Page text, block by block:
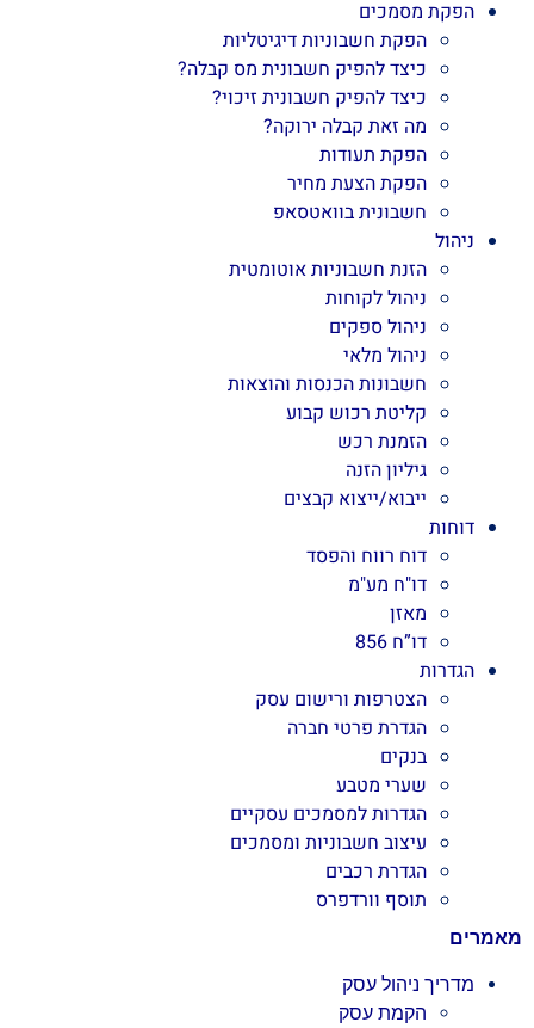
הפקת מסמכים
הפקת חשבוניות דיגיטליות
כיצד להפיק חשבונית מס קבלה?
כיצד להפיק חשבונית זיכוי?
מה זאת קבלה ירוקה?
הפקת תעודות
הפקת הצעת מחיר
חשבונית בוואטסאפ
ניהול
הזנת חשבוניות אוטומטית
ניהול לקוחות
ניהול ספקים
ניהול מלאי
חשבונות הכנסות והוצאות
קליטת רכוש קבוע
הזמנת רכש
גיליון הזנה
ייבוא/ייצוא קבצים
דוחות
דוח רווח והפסד
דו"ח מע"מ
מאזן
דו”ח 856
הגדרות
הצטרפות ורישום עסק
הגדרת פרטי חברה
בנקים
שערי מטבע
הגדרות למסמכים עסקיים
עיצוב חשבוניות ומסמכים
הגדרת רכבים
תוסף וורדפרס
מאמרים
מדריך ניהול עסק
הקמת עסק